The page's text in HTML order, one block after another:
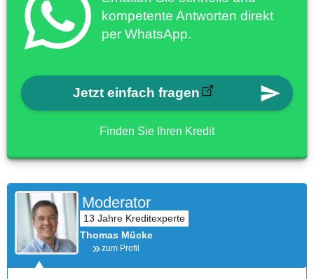
kompetente Antworten direkt
per WhatsApp.
Jetzt einfach fragen
Finden Sie Ihren Kredit
Moderator
Thomas Mücke
zum Profil